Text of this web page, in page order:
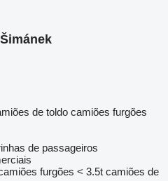
de toldo camiões furgões
de passageiros
furgões < 3.5t camiões de